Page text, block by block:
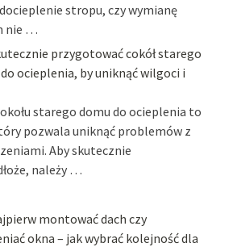
stropu, czy wymianę
nie …
przygotować cokół starego
ocieplenia, by uniknąć wilgoci i
starego domu do ocieplenia to
pozwala uniknąć problemów z
Aby skutecznie
należy …
montować dach czy
okna – jak wybrać kolejność dla